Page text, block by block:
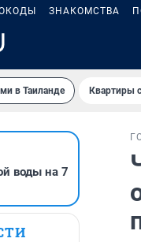
ЗНАКОМСТВА
в Таиланде Квартиры
воды на 7